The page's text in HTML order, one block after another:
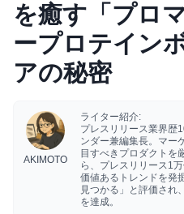
を癒す「プロ
ープロテイン
アの秘密
AKIMOTO
ライター紹介:
プレスリリース業界歴
ンダー兼編集長。マー
目すべきプロダクトを
ら、プレスリリース1
価値あるトレンドを発
見つかる」と評価され
を達成。